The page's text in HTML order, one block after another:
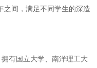
之间，满足不同学生的深造
有国立大学、南洋理工大